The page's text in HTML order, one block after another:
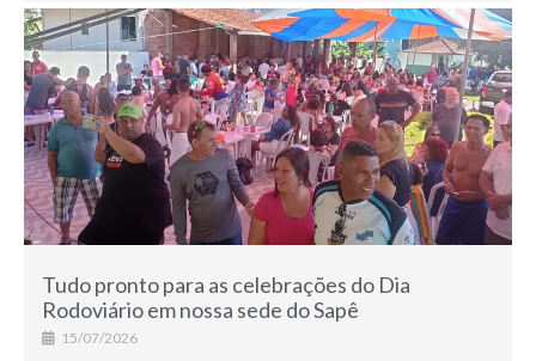
Tudo pronto para as celebrações do Dia
Rodoviário em nossa sede do Sapê
15/07/2026